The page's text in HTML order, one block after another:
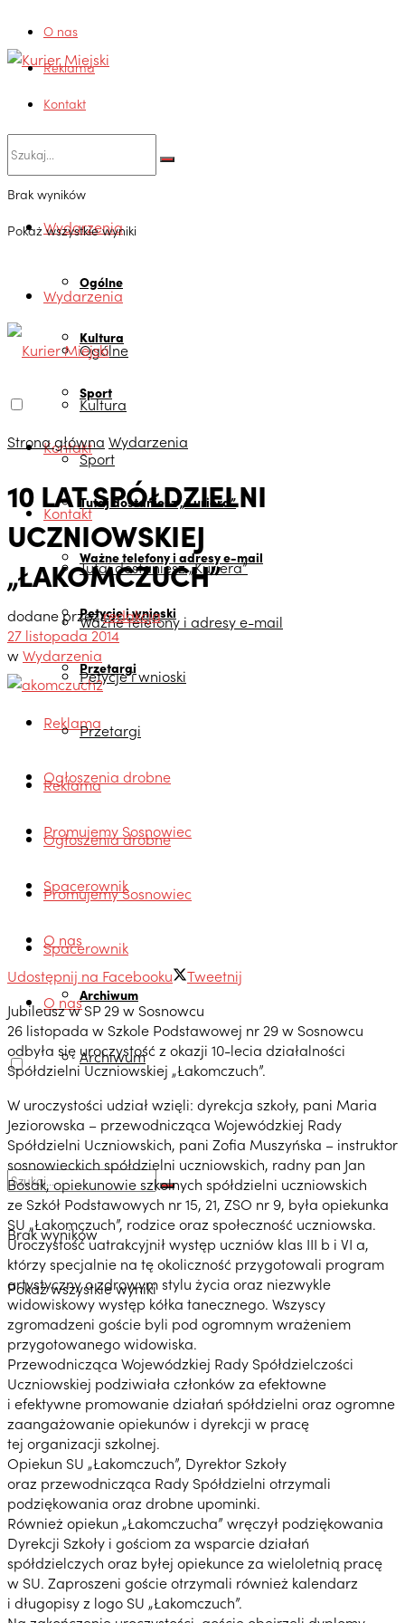
O nas
Reklama
Kontakt
Brak wyników
Pokaż wszystkie wyniki
Wydarzenia
Ogólne
Kultura
Sport
Kontakt
Tutaj dostaniesz „Kuriera”
Ważne telefony i adresy e-mail
Petycje i wnioski
Przetargi
Reklama
Ogłoszenia drobne
Promujemy Sosnowiec
Spacerownik
O nas
Archiwum
Wydarzenia
Ogólne
Kultura
Sport
Kontakt
Tutaj dostaniesz „Kuriera”
Ważne telefony i adresy e-mail
Petycje i wnioski
Przetargi
Reklama
Ogłoszenia drobne
Promujemy Sosnowiec
Spacerownik
O nas
Archiwum
Brak wyników
Pokaż wszystkie wyniki
Strona główna Wydarzenia
10 LAT SPÓŁDZIELNI
UCZNIOWSKIEJ
„ŁAKOMCZUCH”
dodane przezredakcja
27 listopada 2014
wWydarzenia
Udostępnij na Facebooku
Tweetnij
Jubileusz w SP 29 w Sosnowcu
26 listopada w Szkole Podstawowej nr 29 w Sosnowcu
odbyła się uroczystość z okazji 10-lecia działalności
Spółdzielni Uczniowskiej „Łakomczuch”.
W uroczystości udział wzięli: dyrekcja szkoły, pani Maria
Jeziorowska – przewodnicząca Wojewódzkiej Rady
Spółdzielni Uczniowskich, pani Zofia Muszyńska – instruktor
sosnowieckich spółdzielni uczniowskich, radny pan Jan
Bosak, opiekunowie szkolnych spółdzielni uczniowskich
ze Szkół Podstawowych nr 15, 21, ZSO nr 9, była opiekunka
SU „Łakomczuch”, rodzice oraz społeczność uczniowska.
Uroczystość uatrakcyjnił występ uczniów klas III b i VI a,
którzy specjalnie na tę okoliczność przygotowali program
artystyczny o zdrowym stylu życia oraz niezwykle
widowiskowy występ kółka tanecznego. Wszyscy
zgromadzeni goście byli pod ogromnym wrażeniem
przygotowanego widowiska.
Przewodnicząca Wojewódzkiej Rady Spółdzielczości
Uczniowskiej podziwiała członków za efektowne
i efektywne promowanie działań spółdzielni oraz ogromne
zaangażowanie opiekunów i dyrekcji w pracę
tej organizacji szkolnej.
Opiekun SU „Łakomczuch”, Dyrektor Szkoły
oraz przewodnicząca Rady Spółdzielni otrzymali
podziękowania oraz drobne upominki.
Również opiekun „Łakomczucha” wręczył podziękowania
Dyrekcji Szkoły i gościom za wsparcie działań
spółdzielczych oraz byłej opiekunce za wieloletnią pracę
w SU. Zaproszeni goście otrzymali również kalendarz
i długopisy z logo SU „Łakomczuch”.